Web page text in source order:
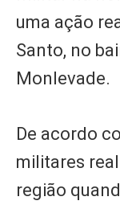
uma ação
Santo, no
Monlevade.
De acordo
militares
região